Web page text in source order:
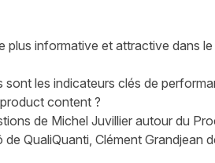
plus informative et attractive dans
les indicateurs clés de
content ?
de Michel Juvillier autour du
QualiQuanti, Clément Grandjean